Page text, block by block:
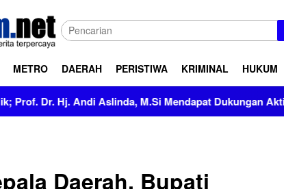
METRO DAERAH PERISTIWA KRIMINAL HUKUM
Andi Aslinda, M.Si Mendapat Dukungan Aktivis Sulsel
Daerah, Bupati